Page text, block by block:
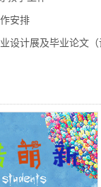
安排
设计展及毕业论文